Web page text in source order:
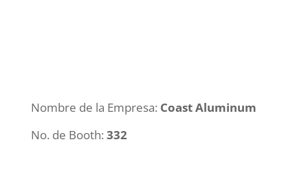
Nombre de la Empresa: Coast Aluminum
No. de Booth: 332